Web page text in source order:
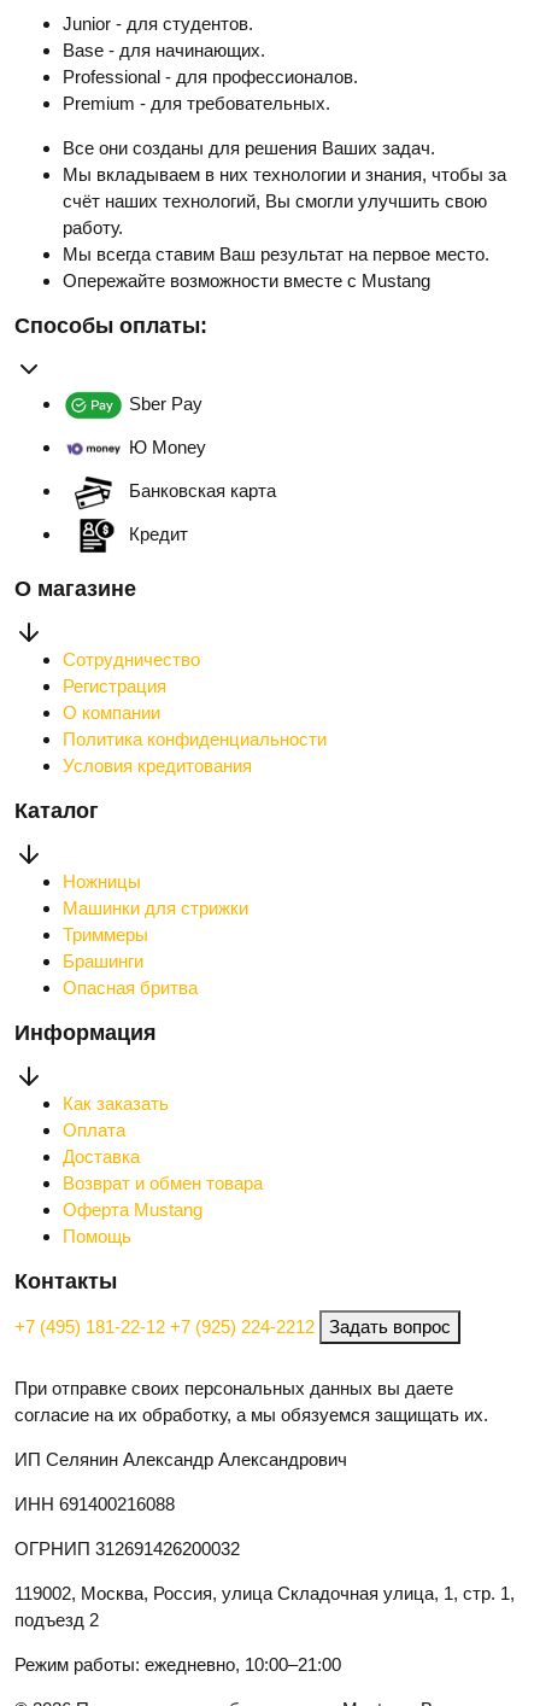
Junior - для студентов.
Base - для начинающих.
Professional - для профессионалов.
Premium - для требовательных.
Все они созданы для решения Ваших задач.
Мы вкладываем в них технологии и знания, чтобы за
счёт наших технологий, Вы смогли улучшить свою
работу.
Мы всегда ставим Ваш результат на первое место.
Опережайте возможности вместе с Mustang
Способы оплаты:
Sber Pay
Ю Money
Банковская карта
Кредит
О магазине
Сотрудничество
Регистрация
О компании
Политика конфиденциальности
Условия кредитования
Каталог
Ножницы
Машинки для стрижки
Триммеры
Брашинги
Опасная бритва
Информация
Как заказать
Оплата
Доставка
Возврат и обмен товара
Оферта Mustang
Помощь
Контакты
+7 (495) 181-22-12 +7 (925) 224-2212 Задать вопрос
При отправке своих персональных данных вы даете
согласие на их обработку, а мы обязуемся защищать их.
ИП Селянин Александр Александрович
ИНН 691400216088
ОГРНИП 312691426200032
119002, Москва, Россия, улица Складочная улица, 1, стр. 1,
подъезд 2
Режим работы: ежедневно, 10:00–21:00